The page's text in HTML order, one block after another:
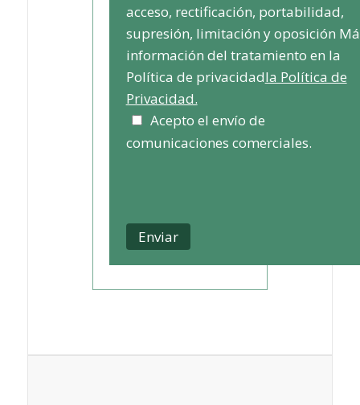
acceso, rectificación, portabilidad,
supresión, limitación y oposición
información del tratamiento en la
Política de privacidadla Política de
Privacidad.
Acepto el envío de
comunicaciones comerciales.